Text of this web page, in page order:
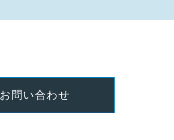
お問い合わせ